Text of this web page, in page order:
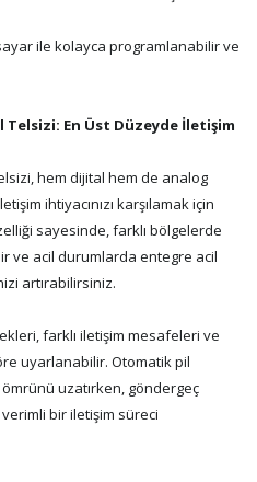
ile kolayca programlanabilir ve
Telsizi: En Üst Düzeyde İletişim
hem dijital hem de analog
ihtiyacınızı karşılamak için
sayesinde, farklı bölgelerde
ve acil durumlarda entegre acil
artırabilirsiniz.
farklı iletişim mesafeleri ve
uyarlanabilir. Otomatik pil
uzatırken, göndergeç
verimli bir iletişim süreci